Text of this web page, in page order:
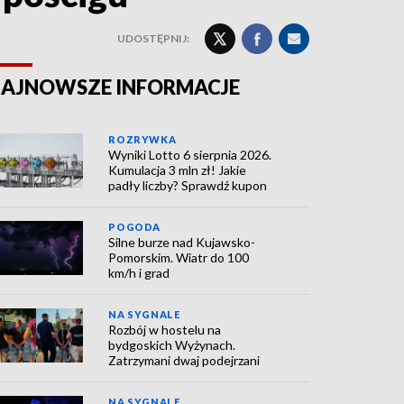
UDOSTĘPNIJ:
INFORMACJE
ROZRYWKA
Wyniki Lotto 6 sierpnia 2026.
Kumulacja 3 mln zł! Jakie
padły liczby? Sprawdź kupon
POGODA
Silne burze nad Kujawsko-
Pomorskim. Wiatr do 100
km/h i grad
NA SYGNALE
Rozbój w hostelu na
bydgoskich Wyżynach.
Zatrzymani dwaj podejrzani